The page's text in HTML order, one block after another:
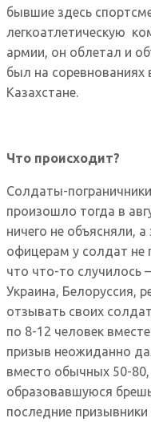
бывшие здесь
легкоатлетическую
армии, он облетал и
был на соревнованиях
Казахстане.
Что происходит?
Солдаты-
произошло тогда в
ничего не объясняли,
офицерам у солдат не
что что-то случилось
Украина, Белоруссия,
отзывать своих
по 8-12 человек
призыв неожиданно
вместо обычных 50-
образовавшуюся
последние